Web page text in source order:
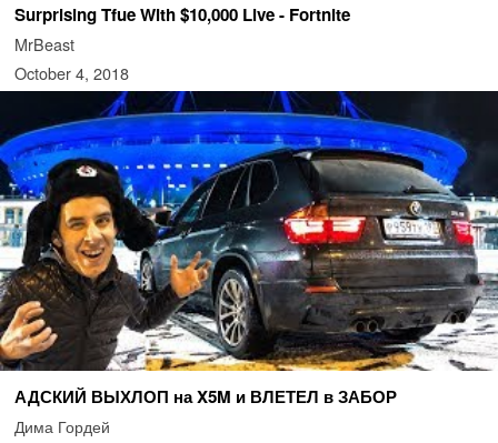
Surprising Tfue With $10,000 Live - Fortnite
MrBeast
October 4, 2018
АДСКИЙ ВЫХЛОП на X5M и ВЛЕТЕЛ в ЗАБОР
Дима Гордей